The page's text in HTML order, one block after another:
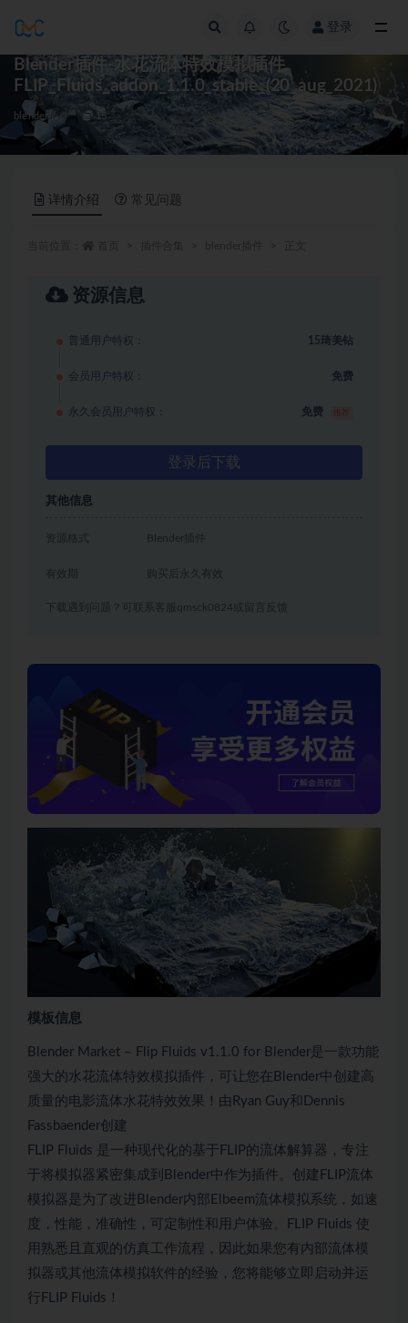
登录
Blender插件-水花流体特效模拟插件
FLIP_Fluids_addon_1.1.0_stable_(20_aug_2021)
blender插件 15
详情介绍 常见问题
资源信息
普通用户特权： 15琦美钻
会员用户特权： 免费
永久会员用户特权： 免费
登录后下载
其他信息
资源格式 Blender插件
有效期 购买后永久有效
下载遇到问题？可联系客服qmsck0824或留言反馈
模板信息
Blender Market – Flip Fluids v1.1.0 for Blender是一款功能
强大的水花流体特效模拟插件，可让您在Blender中创建高
质量的电影流体水花特效效果！由Ryan Guy和Dennis
Fassbaender创建
FLIP Fluids 是一种现代化的基于FLIP的流体解算器，专注
于将模拟器紧密集成到Blender中作为插件。创建FLIP流体
模拟器是为了改进Blender内部Elbeem流体模拟系统，如速
度，性能，准确性，可定制性和用户体验。FLIP Fluids 使
用熟悉且直观的仿真工作流程，因此如果您有内部流体模
拟器或其他流体模拟软件的经验，您将能够立即启动并运
行FLIP Fluids！